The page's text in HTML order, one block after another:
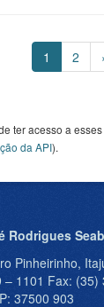
1 2
ter acesso a
da API).
Rodrigues
Pinheirinho,
1101 Fax: (35)
37500 903